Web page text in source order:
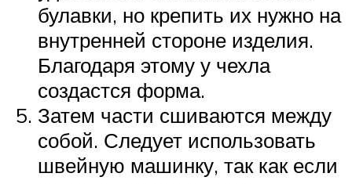
булавки, но крепить их нужно на
внутренней стороне изделия.
Благодаря этому у чехла
создастся форма.
Затем части сшиваются между
собой. Следует использовать
швейную машинку, так как если